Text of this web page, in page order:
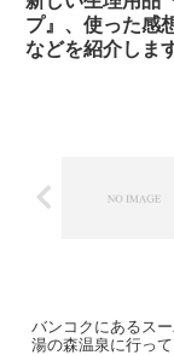
プ』、使った感
などを紹介しま
バンコクにあるス
湯の森温泉に行って